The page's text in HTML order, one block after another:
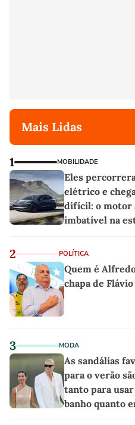
Mais Lidas
1 MOBILIDADE
Eles
elétrico e
difícil: o motor
imbatível na
2 POLÍTICA
Quem é
chapa de
3 MODA
As sandálias
para o verão
tanto para
banho quanto